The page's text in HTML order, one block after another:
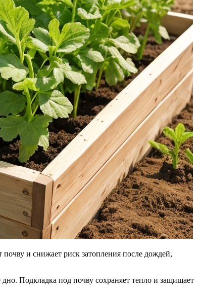
почву и снижает риск затопления после дождей,
Подкладка под почву сохраняет тепло и защищает